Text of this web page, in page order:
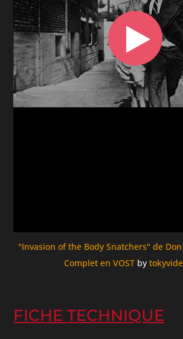
"Invasion of the Body Snatchers" de Don
Complet en VOSTby
FICHE TECHNIQUE